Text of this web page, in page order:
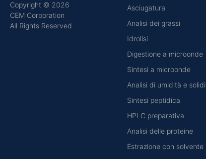
Copyright © 2026
CEM Corporation
All Rights Reserved
Asciugatura
Analisi dei grassi
Idrolisi
Digestione a microonde
Sintesi a microonde
Analisi di umidità e solidi
Sintesi peptidica
HPLC preparativa
Analisi delle proteine
Estrazione con solvente